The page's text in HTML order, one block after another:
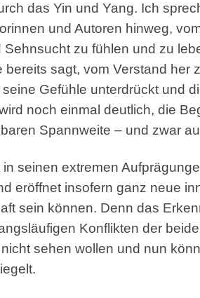
das Yin und Yang. Ich
und Autoren hinweg,
zu fühlen und zu
sagt, vom Verstand
Gefühle unterdrückt und
noch einmal deutlich, die
Spannweite – und zwar
seinen extremen
eröffnet insofern ganz neue
sein können. Denn das
Konflikten der
sehen wollen und nun